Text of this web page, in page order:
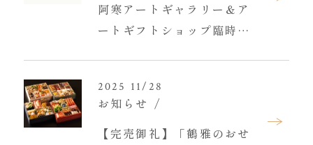
阿寒アートギャラリー＆ア
ートギフトショップ臨時休
2025 11/28
お知らせ
【完売御礼】「鶴雅のおせ